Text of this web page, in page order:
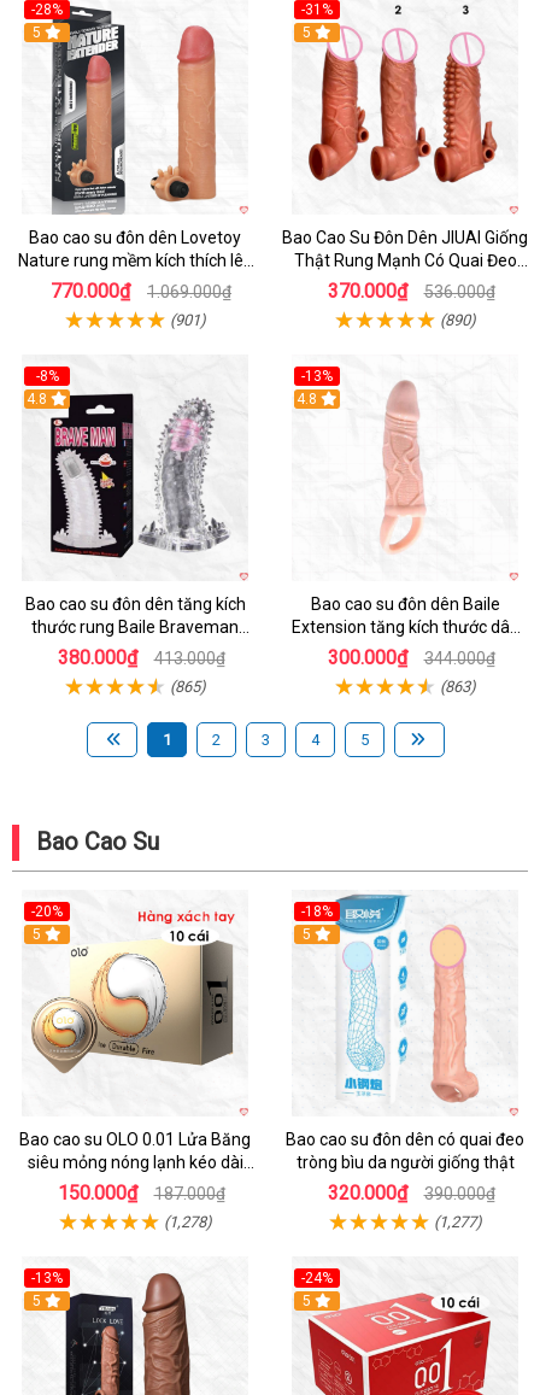
-28%
Hot
5
Bao cao su đôn dên Lovetoy
Nature rung mềm kích thích lên
đỉnh
770.000₫ 1.069.000₫
(901)
-31%
Hot
5
Bao Cao Su Đôn Dên JIUAI Giống
Thật Rung Mạnh Có Quai Đeo
Kích Thích
370.000₫ 536.000₫
(890)
-8%
4.8
Bao cao su đôn dên tăng kích
thước rung Baile Braveman
phần đầu dương vật
380.000₫ 413.000₫
(865)
-13%
4.8
Bao cao su đôn dên Baile
Extension tăng kích thước dây
đeo chất lượng
300.000₫ 344.000₫
(863)
1 2 3 4 5
Bao Cao Su
-20%
Hot
5
Bao cao su OLO 0.01 Lửa Băng
siêu mỏng nóng lạnh kéo dài
thời gian hộp 10
150.000₫ 187.000₫
(1,278)
-18%
5
Bao cao su đôn dên có quai đeo
tròng bìu da người giống thật
320.000₫ 390.000₫
(1,277)
-13%
5
-24%
Hot
5